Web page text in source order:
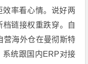
率看心情。说好两
链接权重跌穿。自
营海外仓在曼彻斯特
统跟国内ERP对接